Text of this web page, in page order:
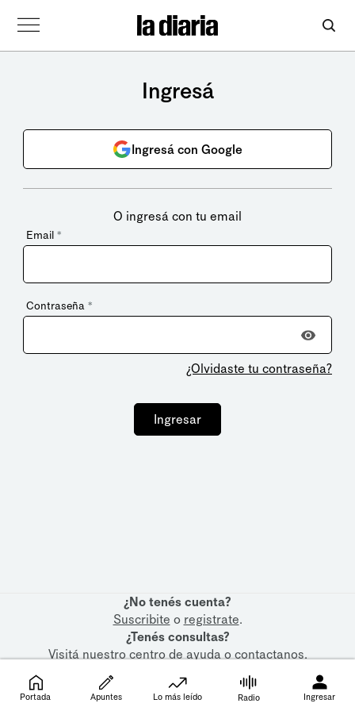
Ingresá
Ingresá con Google
O ingresá con tu email
Email *
Contraseña *
¿Olvidaste tu contraseña?
Ingresar
¿No tenés cuenta?
Suscribite o registrate.
¿Tenés consultas?
Visitá nuestrocentro de ayudaocontactanos.
Portada Apuntes Lo más leído Radio Ingresar